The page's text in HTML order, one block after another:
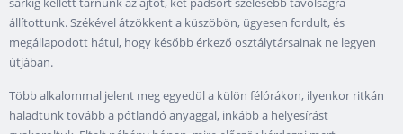
állítottunk. Székével átzökkent a küszöbön, ügyesen fordult, és
megállapodott hátul, hogy később érkező osztálytársainak ne legyen
útjában.
Több alkalommal jelent meg egyedül a külön félórákon, ilyenkor ritkán
haladtunk tovább a pótlandó anyaggal, inkább a helyesírást